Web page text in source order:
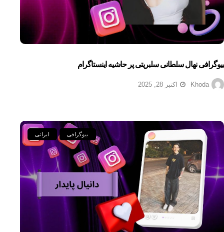
بیوگرافی نهال سلطانی سلبریتی پر حاشیه اینستاگرام
Khoda اکتبر 28, 2025
ایرانی بیوگرافی